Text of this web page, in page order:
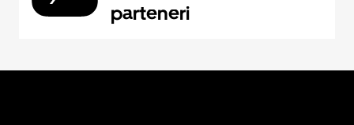
parteneri